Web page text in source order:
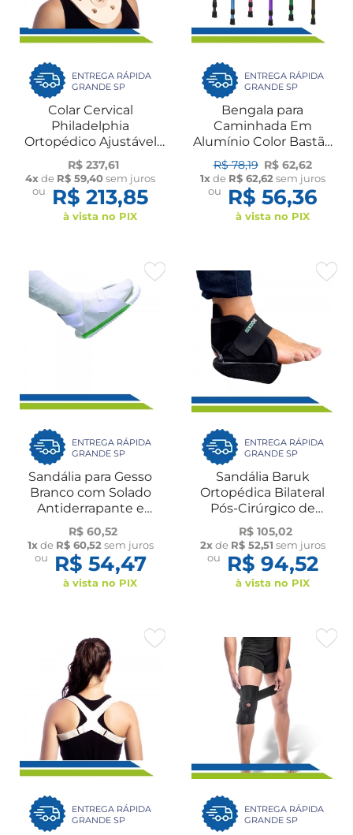
ENTREGA RÁPIDA
GRANDE SP
Colar Cervical
Philadelphia
Ortopédico Ajustável
Torção Fratura Lesão
Dilepé
R$ 237,61
4xde R$ 59,40sem juros
ou
R$ 213,85
à vista no PIX
ENTREGA RÁPIDA
GRANDE SP
Bengala para
Caminhada Em
Alumínio Color Bastão
Dilepé
R$ 78,19 R$ 62,62
1xde R$ 62,62sem juros
ou
R$ 56,36
à vista no PIX
ENTREGA RÁPIDA
GRANDE SP
Sandália para Gesso
Branco com Solado
Antiderrapante e
Fecho Aderente UN
Dilepé
R$ 60,52
1xde R$ 60,52sem juros
ou
R$ 54,47
à vista no PIX
ENTREGA RÁPIDA
GRANDE SP
Sandália Baruk
Ortopédica Bilateral
Pós-Cirúrgico de
Joanete UN Dilepé
R$ 105,02
2xde R$ 52,51 sem juros
ou
R$ 94,52
à vista no PIX
ENTREGA RÁPIDA
GRANDE SP
ENTREGA RÁPIDA
GRANDE SP